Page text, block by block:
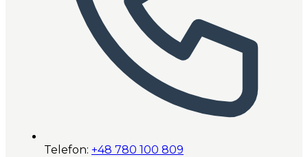
Telefon: +48 780 100 809